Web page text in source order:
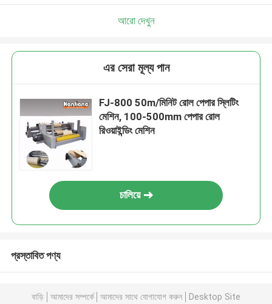
আরো দেখুন
এর সেরা মূল্য পান
FJ-800 50m/মিনিট রোল পেপার স্লিটিং
মেশিন, 100-500mm পেপার রোল
রিওয়াইন্ডিং মেশিন
চালিয়ে
প্রস্তাবিত পণ্য
বাড়ি আমাদের সম্পর্কে আমাদের সাথে যোগাযোগ করুন Desktop Site